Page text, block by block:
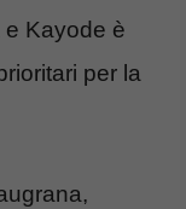
Kayode è
per la